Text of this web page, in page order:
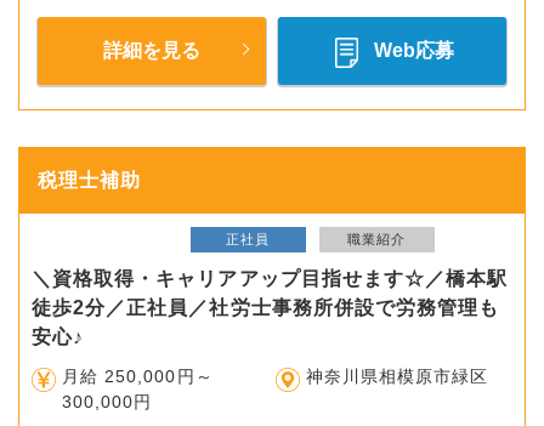
詳細を見る Web応募
税理士補助
正社員 職業紹介
＼資格取得・キャリアアップ目指せます☆／橋本駅
徒歩2分／正社員／社労士事務所併設で労務管理も
安心♪
月給 250,000円～
300,000円
神奈川県相模原市緑区